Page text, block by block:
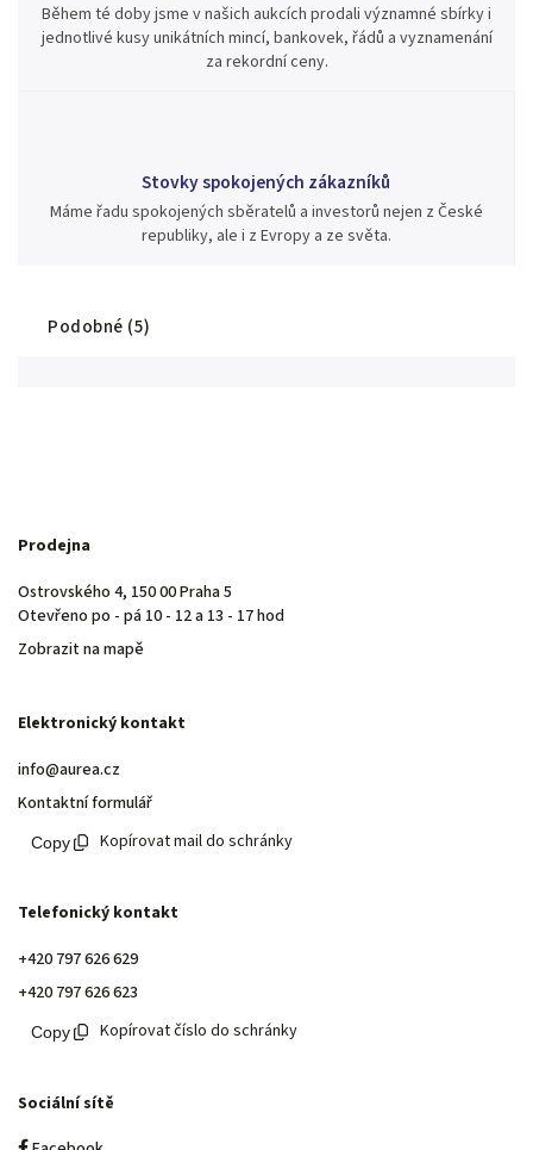
Během té doby jsme v našich aukcích prodali významné sbírky i
jednotlivé kusy unikátních mincí, bankovek, řádů a vyznamenání
za rekordní ceny.
Stovky spokojených zákazníků
Máme řadu spokojených sběratelů a investorů nejen z České
republiky, ale i z Evropy a ze světa.
Podobné (5)
Prodejna
Ostrovského 4, 150 00 Praha 5
Otevřeno po - pá 10 - 12 a 13 - 17 hod
Zobrazit na mapě
Elektronický kontakt
info@aurea.cz
Kontaktní formulář
Kopírovat mail do schránky
Telefonický kontakt
+420 797 626 629
+420 797 626 623
Kopírovat číslo do schránky
Sociální sítě